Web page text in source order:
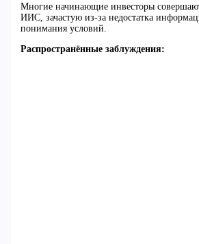
Многие начинающие инвесторы
ИИС, зачастую из-за недостатка
понимания условий.
Распространённые заблуждения: